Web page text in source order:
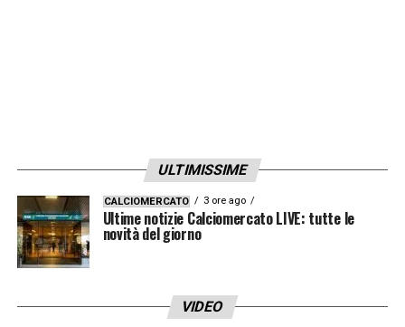
ULTIMISSIME
CALCIOMERCATO 3 ore ago
Ultime notizie Calciomercato LIVE: tutte le
novità del giorno
VIDEO